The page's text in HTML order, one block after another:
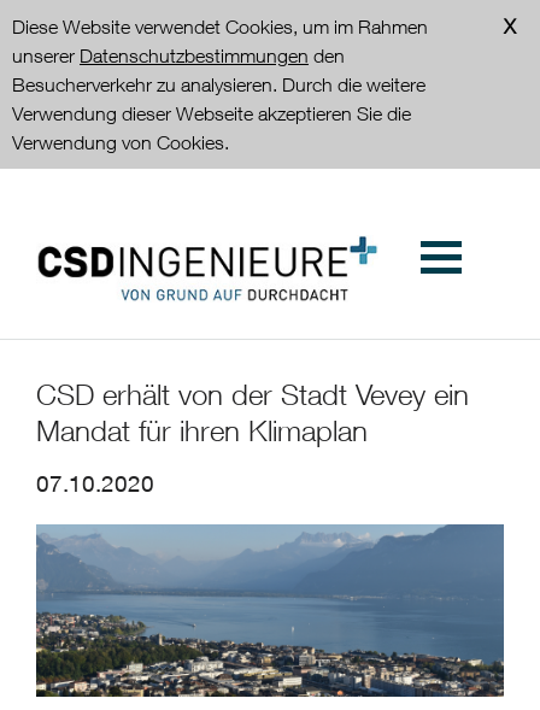
Diese Website verwendet Cookies, um im Rahmen
unserer Datenschutzbestimmungen den
Besucherverkehr zu analysieren. Durch die weitere
Verwendung dieser Webseite akzeptieren Sie die
Verwendung von Cookies.
CSD erhält von der Stadt Vevey ein
Mandat für ihren Klimaplan
07.10.2020